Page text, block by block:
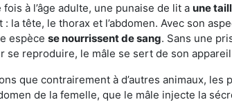
fois à l’âge adulte, une punaise de lit a une
: la tête, le thorax et l’abdomen. Avec son
espèce se nourrissent de sang. Sans une
se reproduire, le mâle se sert de son
que contrairement à d’autres animaux, les
de la femelle, que le mâle injecte la